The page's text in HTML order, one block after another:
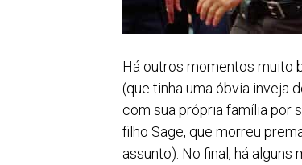
Há outros momentos muito
(que tinha uma óbvia inveja
com sua própria família por
filho Sage, que morreu
assunto). No final, há